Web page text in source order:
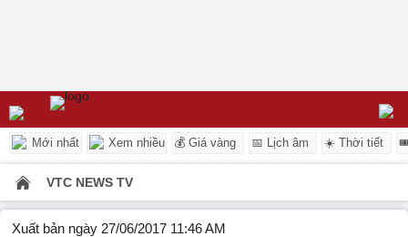
Mới nhất Xem nhiều 💰 Giá vàng 📅 Lịch âm ☀️ Thời tiết
VTC NEWS TV
Xuất bản ngày 27/06/2017 11:46 AM